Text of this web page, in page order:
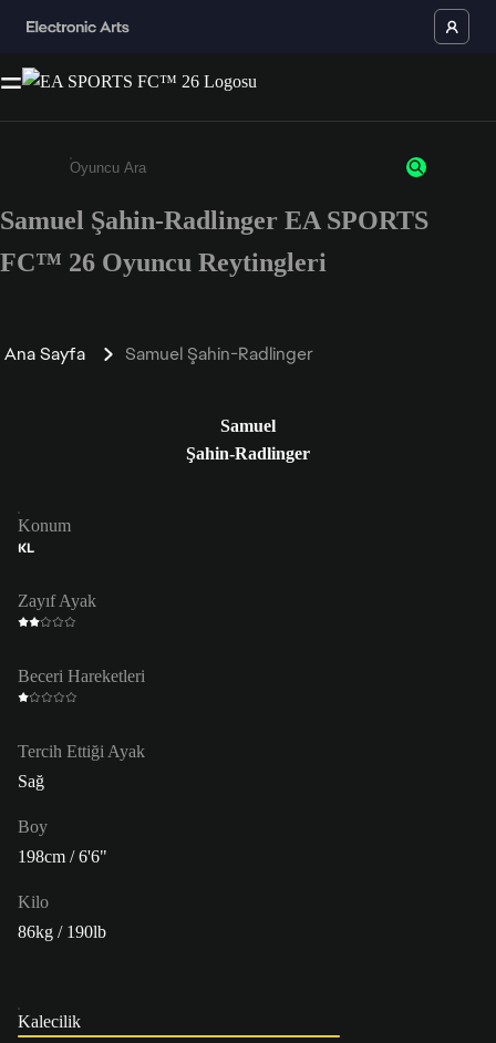
Enter a minimum of 3 characters or numbers
Samuel Şahin-Radlinger EA SPORTS
FC™ 26 Oyuncu Reytingleri
Ana Sayfa Samuel Şahin-Radlinger
Samuel
Şahin-Radlinger
Konum
KL
Zayıf Ayak
Beceri Hareketleri
Tercih Ettiği Ayak
Sağ
Boy
198cm / 6'6"
Kilo
86kg / 190lb
Kalecilik